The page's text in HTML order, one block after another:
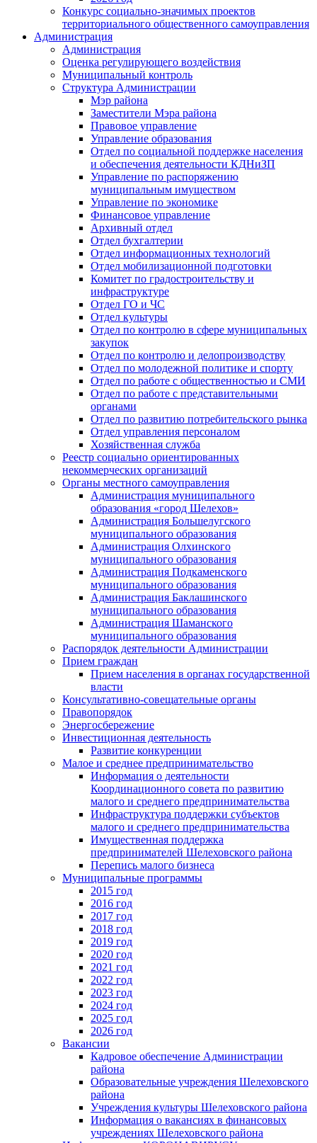
Конкурс социально-значимых проектов
территориального общественного самоуправления
Администрация
Администрация
Оценка регулирующего воздействия
Муниципальный контроль
Структура Администрации
Мэр района
Заместители Мэра района
Правовое управление
Управление образования
Отдел по социальной поддержке населения
и обеспечения деятельности КДНиЗП
Управление по распоряжению
муниципальным имуществом
Управление по экономике
Финансовое управление
Архивный отдел
Отдел бухгалтерии
Отдел информационных технологий
Отдел мобилизационной подготовки
Комитет по градостроительству и
инфраструктуре
Отдел ГО и ЧС
Отдел культуры
Отдел по контролю в сфере муниципальных
закупок
Отдел по контролю и делопроизводству
Отдел по молодежной политике и спорту
Отдел по работе с общественностью и СМИ
Отдел по работе с представительными
органами
Отдел по развитию потребительского рынка
Отдел управления персоналом
Хозяйственная служба
Реестр социально ориентированных
некоммерческих организаций
Органы местного самоуправления
Администрация муниципального
образования «город Шелехов»
Администрация Большелугского
муниципального образования
Администрация Олхинского
муниципального образования
Администрация Подкаменского
муниципального образования
Администрация Баклашинского
муниципального образования
Администрация Шаманского
муниципального образования
Распорядок деятельности Администрации
Прием граждан
Прием населения в органах государственной
власти
Консультативно-совещательные органы
Правопорядок
Энергосбережение
Инвестиционная деятельность
Развитие конкуренции
Малое и среднее предпринимательство
Информация о деятельности
Координационного совета по развитию
малого и среднего предпринимательства
Инфраструктура поддержки субъектов
малого и среднего предпринимательства
Имущественная поддержка
предпринимателей Шелеховского района
Перепись малого бизнеса
Муниципальные программы
2015 год
2016 год
2017 год
2018 год
2019 год
2020 год
2021 год
2022 год
2023 год
2024 год
2025 год
2026 год
Вакансии
Кадровое обеспечение Администрации
района
Образовательные учреждения Шелеховского
района
Учреждения культуры Шелеховского района
Информация о вакансиях в финансовых
учреждениях Шелеховского района